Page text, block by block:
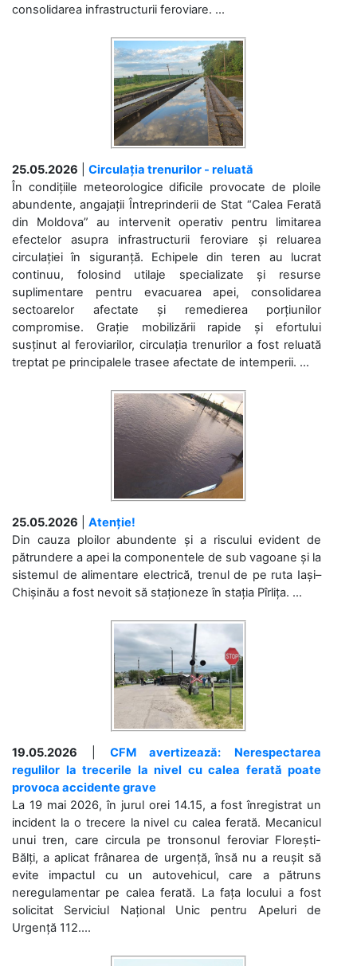
consolidarea infrastructurii feroviare. ...
25.05.2026
Circulația trenurilor - reluată
În condițiile meteorologice dificile provocate de ploile
abundente, angajații Întreprinderii de Stat “Calea Ferată
din Moldova” au intervenit operativ pentru limitarea
efectelor asupra infrastructurii feroviare și reluarea
circulației în siguranță. Echipele din teren au lucrat
continuu, folosind utilaje specializate și resurse
suplimentare pentru evacuarea apei, consolidarea
sectoarelor afectate și remedierea porțiunilor
compromise. Grație mobilizării rapide și efortului
susținut al feroviarilor, circulația trenurilor a fost reluată
treptat pe principalele trasee afectate de intemperii. ...
25.05.2026
Atenție!
Din cauza ploilor abundente și a riscului evident de
pătrundere a apei la componentele de sub vagoane și la
sistemul de alimentare electrică, trenul de pe ruta Iași–
Chișinău a fost nevoit să staționeze în stația Pîrlița. ...
19.05.2026
CFM avertizează: Nerespectarea
regulilor la trecerile la nivel cu calea ferată poate
provoca accidente grave
La 19 mai 2026, în jurul orei 14.15, a fost înregistrat un
incident la o trecere la nivel cu calea ferată. Mecanicul
unui tren, care circula pe tronsonul feroviar Florești-
Bălți, a aplicat frânarea de urgență, însă nu a reușit să
evite impactul cu un autovehicul, care a pătruns
neregulamentar pe calea ferată. La fața locului a fost
solicitat Serviciul Național Unic pentru Apeluri de
Urgență 112....